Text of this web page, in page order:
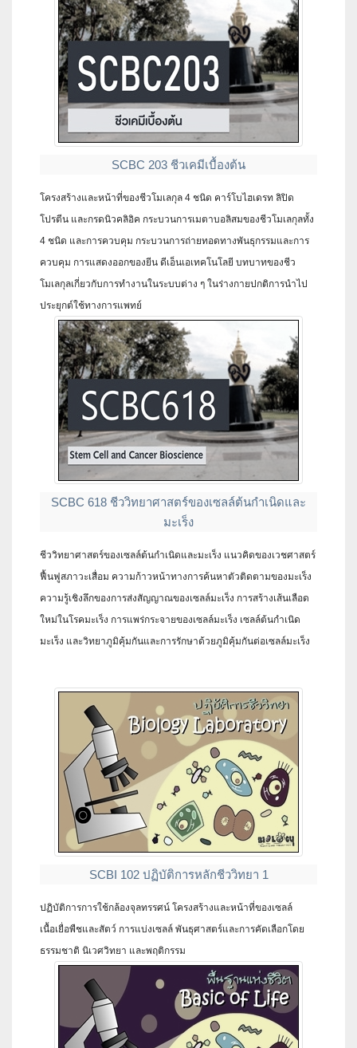
SCBC 203 ชีวเคมีเบื้องต้น
โครงสร้างและหน้าที่ของชีวโมเลกุล 4 ชนิด คาร์โบไฮเดรท ลิปิด
โปรตีน และกรดนิวคลิอิค กระบวนการเมตาบอลิสมของชีวโมเลกุลทั้ง
4 ชนิด และการควบคุม กระบวนการถ่ายทอดทางพันธุกรรมและการ
ควบคุม การแสดงออกของยีน ดีเอ็นเอเทคโนโลยี บทบาทของชีว
โมเลกุลเกี่ยวกับการทํางานในระบบต่าง ๆ ในร่างกายปกติการนําไป
ประยุกต์ใช้ทางการแพทย์
SCBC 618 ชีววิทยาศาสตร์ของเซลล์ต้นกำเนิดและ
มะเร็ง
ชีววิทยาศาสตร์ของเซลล์ต้นกำเนิดและมะเร็ง แนวคิดของเวชศาสตร์
ฟื้นฟูสภาวะเสื่อม ความก้าวหน้าทางการค้นหาตัวติดตามของมะเร็ง
ความรู้เชิงลึกของการส่งสัญญาณของเซลล์มะเร็ง การสร้างเส้นเลือด
ใหม่ในโรคมะเร็ง การแพร่กระจายของเซลล์มะเร็ง เซลล์ต้นกำเนิด
มะเร็ง และวิทยาภูมิคุ้มกันและการรักษาด้วยภูมิคุ้มกันต่อเซลล์มะเร็ง
SCBI 102 ปฏิบัติการหลักชีววิทยา 1
ปฏิบัติการการใช้กล้องจุลทรรศน์ โครงสร้างและหน้าที่ของเซลล์
เนื้อเยื่อพืชและสัตว์ การแบ่งเซลล์ พันธุศาสตร์และการคัดเลือกโดย
ธรรมชาติ นิเวศวิทยา และพฤติกรรม